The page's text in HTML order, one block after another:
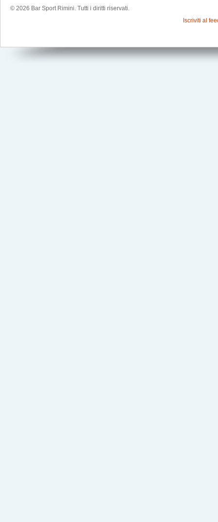
© 2026 Bar Sport Rimini. Tutti i diritti riservati.
Iscriviti al